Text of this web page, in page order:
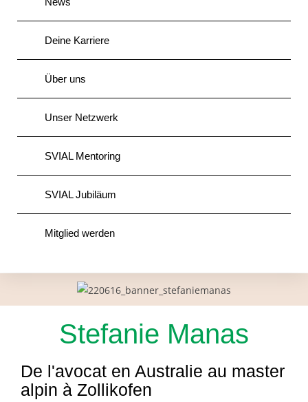
Deine Karriere
Über uns
Unser Netzwerk
SVIAL Mentoring
SVIAL Jubiläum
Mitglied werden
Stefanie Manas
De l'avocat en Australie au master
alpin à Zollikofen